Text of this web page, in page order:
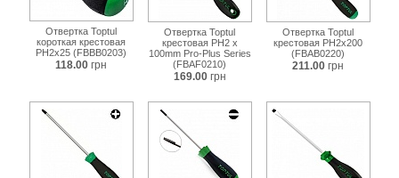
Отвертка Toptul
короткая крестовая
PH2x25 (FBBB0203)
118.00 грн
Отвертка Toptul
крестовая PH2 x
100mm Pro-Plus Series
(FBAF0210)
169.00 грн
Отвертка Toptul
крестовая PH2x200
(FBAB0220)
211.00 грн